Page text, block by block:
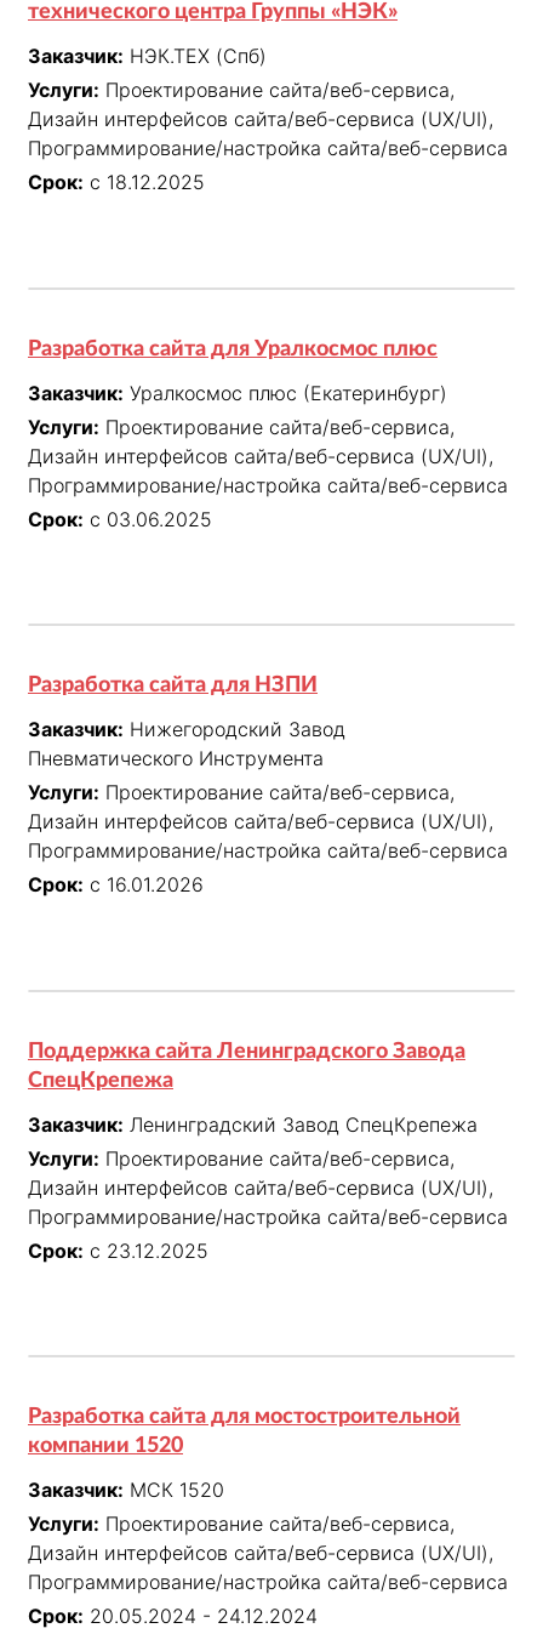
технического центра Группы «НЭК»
Заказчик: НЭК.ТЕХ (Спб)
Услуги: Проектирование сайта/веб-сервиса,
Дизайн интерфейсов сайта/веб-сервиса (UX/UI),
Программирование/настройка сайта/веб-сервиса
Срок: с 18.12.2025
Разработка сайта для Уралкосмос плюс
Заказчик: Уралкосмос плюс (Екатеринбург)
Услуги: Проектирование сайта/веб-сервиса,
Дизайн интерфейсов сайта/веб-сервиса (UX/UI),
Программирование/настройка сайта/веб-сервиса
Срок: с 03.06.2025
Разработка сайта для НЗПИ
Заказчик: Нижегородский Завод
Пневматического Инструмента
Услуги: Проектирование сайта/веб-сервиса,
Дизайн интерфейсов сайта/веб-сервиса (UX/UI),
Программирование/настройка сайта/веб-сервиса
Срок: с 16.01.2026
Поддержка сайта Ленинградского Завода
СпецКрепежа
Заказчик: Ленинградский Завод СпецКрепежа
Услуги: Проектирование сайта/веб-сервиса,
Дизайн интерфейсов сайта/веб-сервиса (UX/UI),
Программирование/настройка сайта/веб-сервиса
Срок: с 23.12.2025
Разработка сайта для мостостроительной
компании 1520
Заказчик: МСК 1520
Услуги: Проектирование сайта/веб-сервиса,
Дизайн интерфейсов сайта/веб-сервиса (UX/UI),
Программирование/настройка сайта/веб-сервиса
Срок: 20.05.2024 - 24.12.2024